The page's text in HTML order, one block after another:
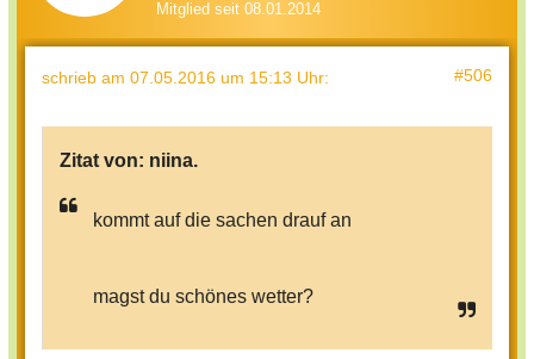
Mitglied seit 08.01.2014
schrieb am 07.05.2016 um 15:13 Uhr: #506
Zitat von: niina.
kommt auf die sachen drauf an
magst du schönes wetter?